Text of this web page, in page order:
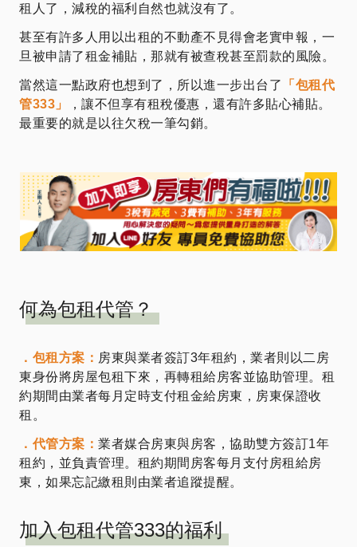
租人了，減稅的福利自然也就沒有了。
甚至有許多人用以出租的不動產不見得會老實申報，一
旦被申請了租金補貼，那就有被查稅甚至罰款的風險。
當然這一點政府也想到了，所以進一步出台了
「包租代
管333」
，讓不但享有租稅優惠，還有許多貼心補貼。
最重要的就是以往欠稅一筆勾銷。
何為包租代管？
．包租方案： 房東與業者簽訂3年租約，業者則以二房
東身份將房屋包租下來，再轉租給房客並協助管理。租
約期間由業者每月定時支付租金給房東，房東保證收
租。
．代管方案： 業者媒合房東與房客，協助雙方簽訂1年
租約，並負責管理。租約期間房客每月支付房租給房
東，如果忘記繳租則由業者追蹤提醒。
加入包租代管333的福利